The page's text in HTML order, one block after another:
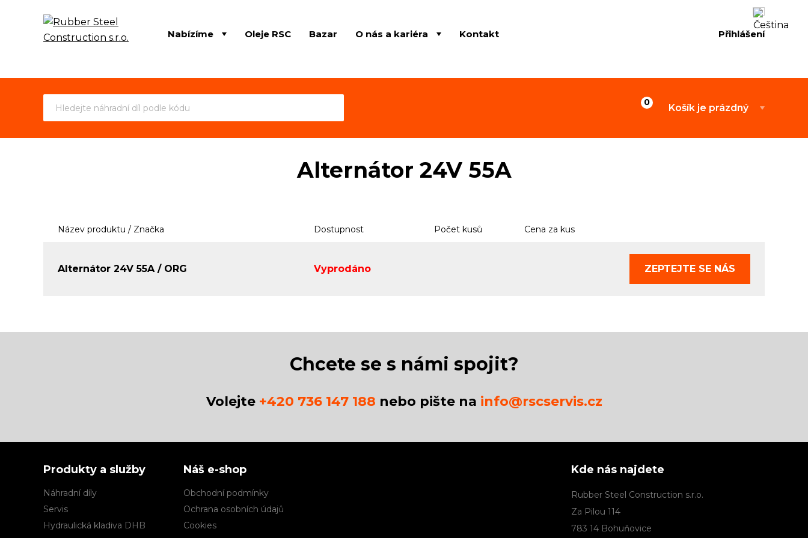
Přihlášení
Nabízíme Oleje RSC Bazar O nás a kariéra Kontakt
Košík je prázdný
Alternátor 24V 55A
Název produktu / Značka Dostupnost Počet kusů Cena za kus
Alternátor 24V 55A / ORG Vyprodáno ZEPTEJTE SE NÁS
Chcete se s námi spojit?
Volejte +420 736 147 188 nebo pište na info@rscservis.cz
Produkty a služby
Náhradní díly
Servis
Hydraulická kladiva DHB
Náš e-shop
Obchodní podmínky
Ochrana osobních údajů
Cookies
Kde nás najdete
Rubber Steel Construction s.r.o.
Za Pilou 114
783 14 Bohuňovice